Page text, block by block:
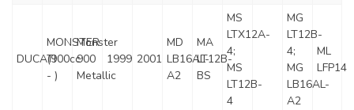
DUCATI
MONSTER
(900cc
- )
Monster
900
Metallic
1999 2001
MD
LB16AL-
A2
MA
LT12B-
BS
MS
LTX12A-
4;
MS
LT12B-
4
MG
LT12B-
4;
MG
LB16AL-
A2
ML
LFP14